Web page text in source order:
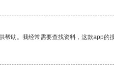
助。我经常需要查找资料，这款app的